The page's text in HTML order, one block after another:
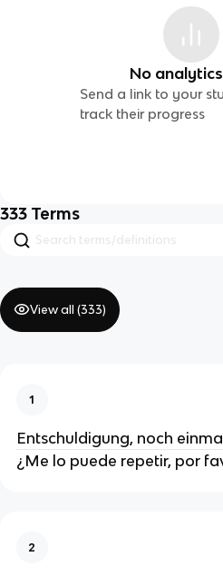
No
Send a link to your
track their progress
333 Terms
View all (333)
1
Entschuldigung, noch
¿Me lo puede repetir, por
2